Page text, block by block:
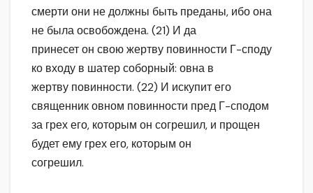
смерти они не должны быть преданы, ибо она
не была освобождена. (21) И да
принесет он свою жертву повинности Г-споду
ко входу в шатер соборный: овна в
жертву повинности. (22) И искупит его
священник овном повинности пред Г-сподом
за грех его, которым он согрешил, и прощен
будет ему грех его, которым он
согрешил.